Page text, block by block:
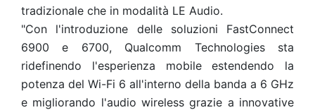
tradizionale che in modalità LE Audio.
"Con l'introduzione delle soluzioni FastConnect
6900 e 6700, Qualcomm Technologies sta
ridefinendo l'esperienza mobile estendendo la
potenza del Wi-Fi 6 all'interno della banda a 6 GHz
e migliorando l'audio wireless grazie a innovative